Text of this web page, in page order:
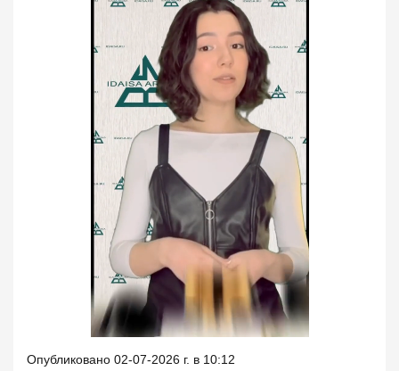
Опубликовано 02-07-2026 г. в 10:12